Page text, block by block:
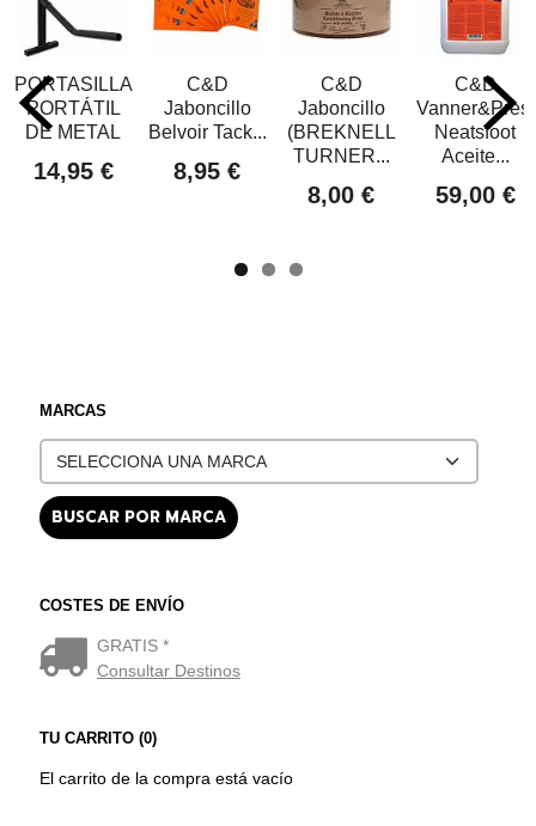
MARCAS
COSTES DE ENVÍO
GRATIS *
Consultar Destinos
TU CARRITO (0)
El carrito de la compra está vacío
PORTASILLA
PORTÁTIL
DE METAL
14,95 €
C&D
Jaboncillo
Belvoir Tack...
8,95 €
C&D
Jaboncillo
(BREKNELL
TURNER...
8,00 €
C&D
Vanner&Prest
Neatsfoot
Aceite...
59,00 €